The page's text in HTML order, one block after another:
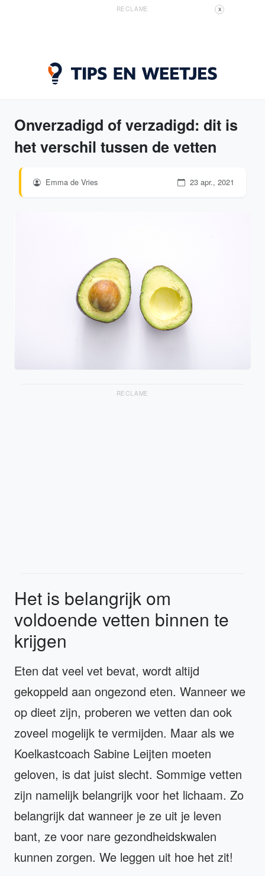
RECLAME X
Onverzadigd of verzadigd: dit is
het verschil tussen de vetten
Emma de Vries 23 apr., 2021
RECLAME
Het is belangrijk om
voldoende vetten binnen te
krijgen
Eten dat veel vet bevat, wordt altijd
gekoppeld aan ongezond eten. Wanneer we
op dieet zijn, proberen we vetten dan ook
zoveel mogelijk te vermijden. Maar als we
Koelkastcoach Sabine Leijten moeten
geloven, is dat juist slecht. Sommige vetten
zijn namelijk belangrijk voor het lichaam. Zo
belangrijk dat wanneer je ze uit je leven
bant, ze voor nare gezondheidskwalen
kunnen zorgen. We leggen uit hoe het zit!